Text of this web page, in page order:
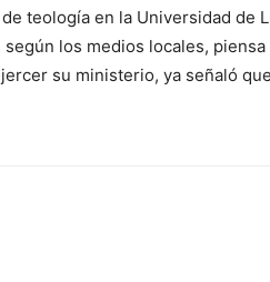
teología en la Universidad de
según los medios locales,
su ministerio, ya señaló